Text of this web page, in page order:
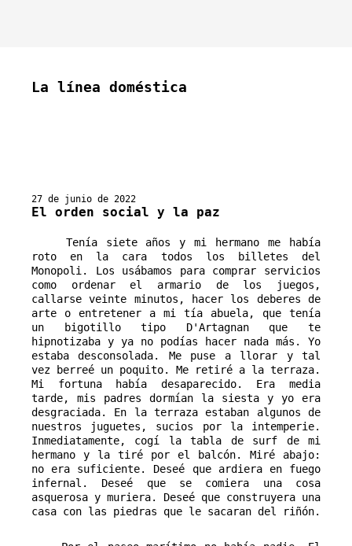
La línea doméstica
27 de junio de 2022
El orden social y la paz
Tenía siete años y mi hermano me había
roto en la cara todos los billetes del
Monopoli. Los usábamos para comprar servicios
como ordenar el armario de los juegos,
callarse veinte minutos, hacer los deberes de
arte o entretener a mi tía abuela, que tenía
un bigotillo tipo D'Artagnan que te
hipnotizaba y ya no podías hacer nada más. Yo
estaba desconsolada. Me puse a llorar y tal
vez berreé un poquito. Me retiré a la terraza.
Mi fortuna había desaparecido. Era media
tarde, mis padres dormían la siesta y yo era
desgraciada. En la terraza estaban algunos de
nuestros juguetes, sucios por la intemperie.
Inmediatamente, cogí la tabla de surf de mi
hermano y la tiré por el balcón. Miré abajo:
no era suficiente. Deseé que ardiera en fuego
infernal. Deseé que se comiera una cosa
asquerosa y muriera. Deseé que construyera una
casa con las piedras que le sacaran del riñón.